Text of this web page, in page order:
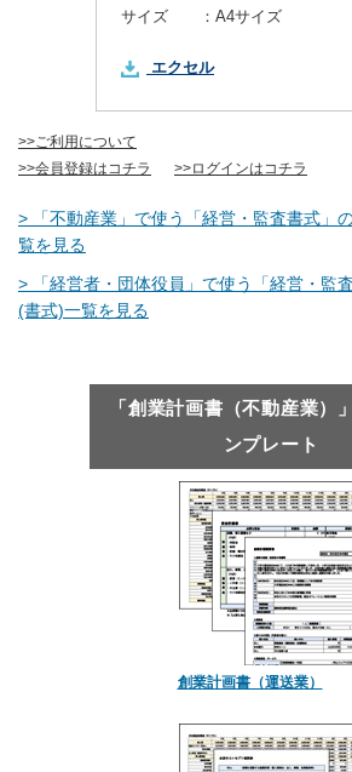
サイズ ： A4サイズ
エクセル
>>ご利用について
>>会員登録はコチラ
>>ログインはコチラ
> 「不動産業」で使う「経営・監査書式」
覧を見る
> 「経営者・団体役員」で使う「経営・監
(書式)一覧を見る
「創業計画書（不動産業）
ンプレート
創業計画書（運送業）